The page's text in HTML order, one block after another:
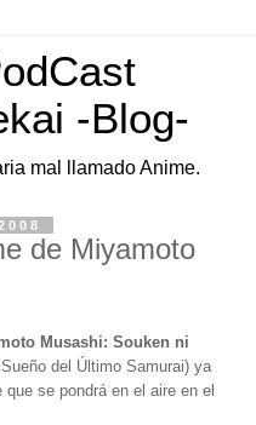
-Blog-
mal llamado Anime.
de Miyamoto
Musashi: Souken ni
del Último Samurai) ya
se pondrá en el aire en el